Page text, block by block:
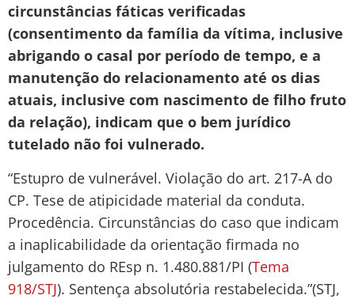
circunstâncias fáticas verificadas
(consentimento da família da vítima, inclusive
abrigando o casal por período de tempo, e a
manutenção do relacionamento até os dias
atuais, inclusive com nascimento de filho fruto
da relação), indicam que o bem jurídico
tutelado não foi vulnerado.
“Estupro de vulnerável. Violação do art. 217-A do
CP. Tese de atipicidade material da conduta.
Procedência. Circunstâncias do caso que indicam
a inaplicabilidade da orientação firmada no
julgamento do REsp n. 1.480.881/PI (Tema
918/STJ). Sentença absolutória restabelecida.”(STJ,